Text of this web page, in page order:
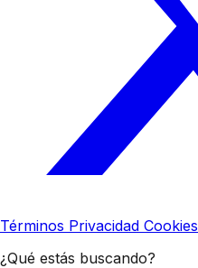
Términos Privacidad Cookies
¿Qué estás buscando?